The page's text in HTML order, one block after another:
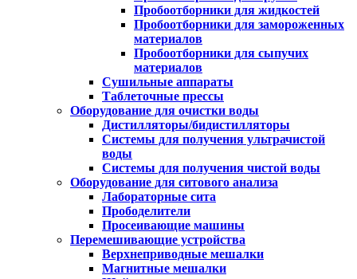
Пробоотборники для жидкостей
Пробоотборники для замороженных
материалов
Пробоотборники для сыпучих
материалов
Сушильные аппараты
Таблеточные прессы
Оборудование для очистки воды
Дистилляторы/бидистилляторы
Системы для получения ультрачистой
воды
Системы для получения чистой воды
Оборудование для ситового анализа
Лабораторные сита
Прободелители
Просеивающие машины
Перемешивающие устройства
Верхнеприводные мешалки
Магнитные мешалки